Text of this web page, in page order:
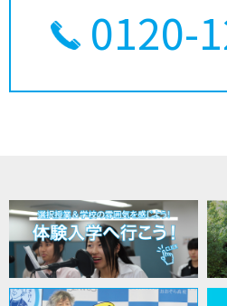
0120-